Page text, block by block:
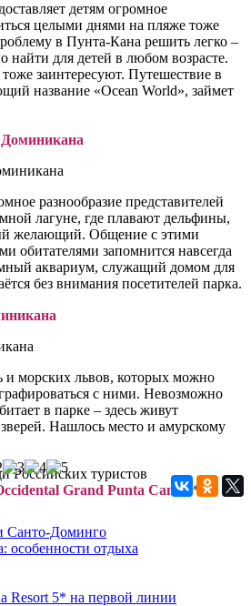
детям огромное
целыми днями на пляже тоже
в Пунта-Кана решить легко –
найти для детей в любом возрасте.
заинтересуют. Путешествие в
название «Ocean World», займет
разнообразие представителей
лагуне, где плавают дельфины,
желающий. Общение с этими
обитателями запомнится навсегда
аквариум, служащий домом для
без внимания посетителей парка.
и морских львов, которых можно
с ними. Невозможно
в парке – здесь живут
Нашлось место и амурскому
Российских туристов
Grand Punta Cana 5 *.
Санто-Доминго
особенности отдыха
Resort 5* на первой линии